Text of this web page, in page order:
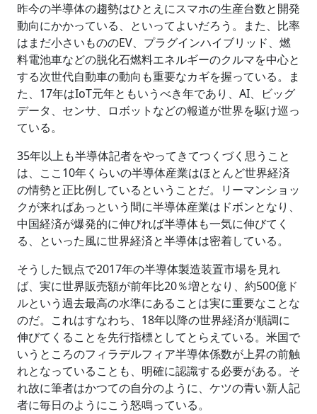
昨今の半導体の趨勢はひとえにスマホの生産台数と開発
動向にかかっている、といってよいだろう。また、比率
はまだ小さいもののEV、プラグインハイブリッド、燃
料電池車などの脱化石燃料エネルギーのクルマを中心と
する次世代自動車の動向も重要なカギを握っている。ま
た、17年はIoT元年ともいうべき年であり、AI、ビッグ
データ、センサ、ロボットなどの報道が世界を駆け巡っ
ている。
35年以上も半導体記者をやってきてつくづく思うこと
は、ここ10年くらいの半導体産業はほとんど世界経済
の情勢と正比例しているということだ。リーマンショッ
クが来ればあっという間に半導体産業はドボンとなり、
中国経済が爆発的に伸びれば半導体も一気に伸びてく
る、といった風に世界経済と半導体は密着している。
そうした観点で2017年の半導体製造装置市場を見れ
ば、実に世界販売額が前年比20％増となり、約500億ド
ルという過去最高の水準にあることは実に重要なことな
のだ。これはすなわち、18年以降の世界経済が順調に
伸びてくることを先行指標としてとらえている。米国で
いうところのフィラデルフィア半導体係数が上昇の前触
れとなっていることも、明確に認識する必要がある。そ
れ故に筆者はかつての自分のように、ケツの青い新人記
者に毎日のようにこう怒鳴っている。